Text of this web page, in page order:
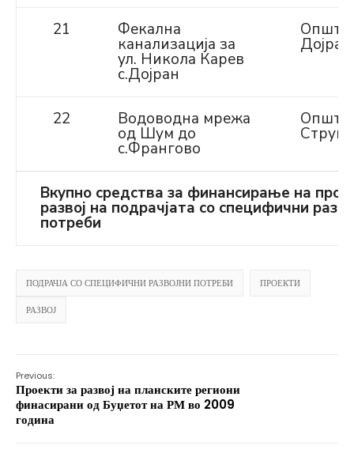
21 Фекална
канализација за
ул. Никола Карев
с.Дојран
Дојран
22 Водоводна мрежа
од Шум до
с.Франгово
Струга
Вкупно средства за финансирање на
развој на подрачјата со специфични
потреби
ПОДРАЧЈА СО СПЕЦИФИЧНИ РАЗВОЈНИ ПОТРЕБИ ПРОЕКТИ
РАЗВОЈ
Previous:
Проекти за развој на планските региони
финасирани од Буџетот на РМ во 2009
година